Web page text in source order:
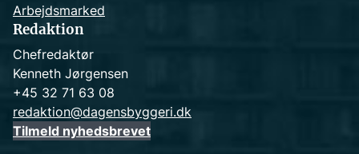
Arbejdsmarked
Redaktion
Chefredaktør
Kenneth Jørgensen
+45 32 71 63 08
redaktion@dagensbyggeri.dk
Tilmeld nyhedsbrevet